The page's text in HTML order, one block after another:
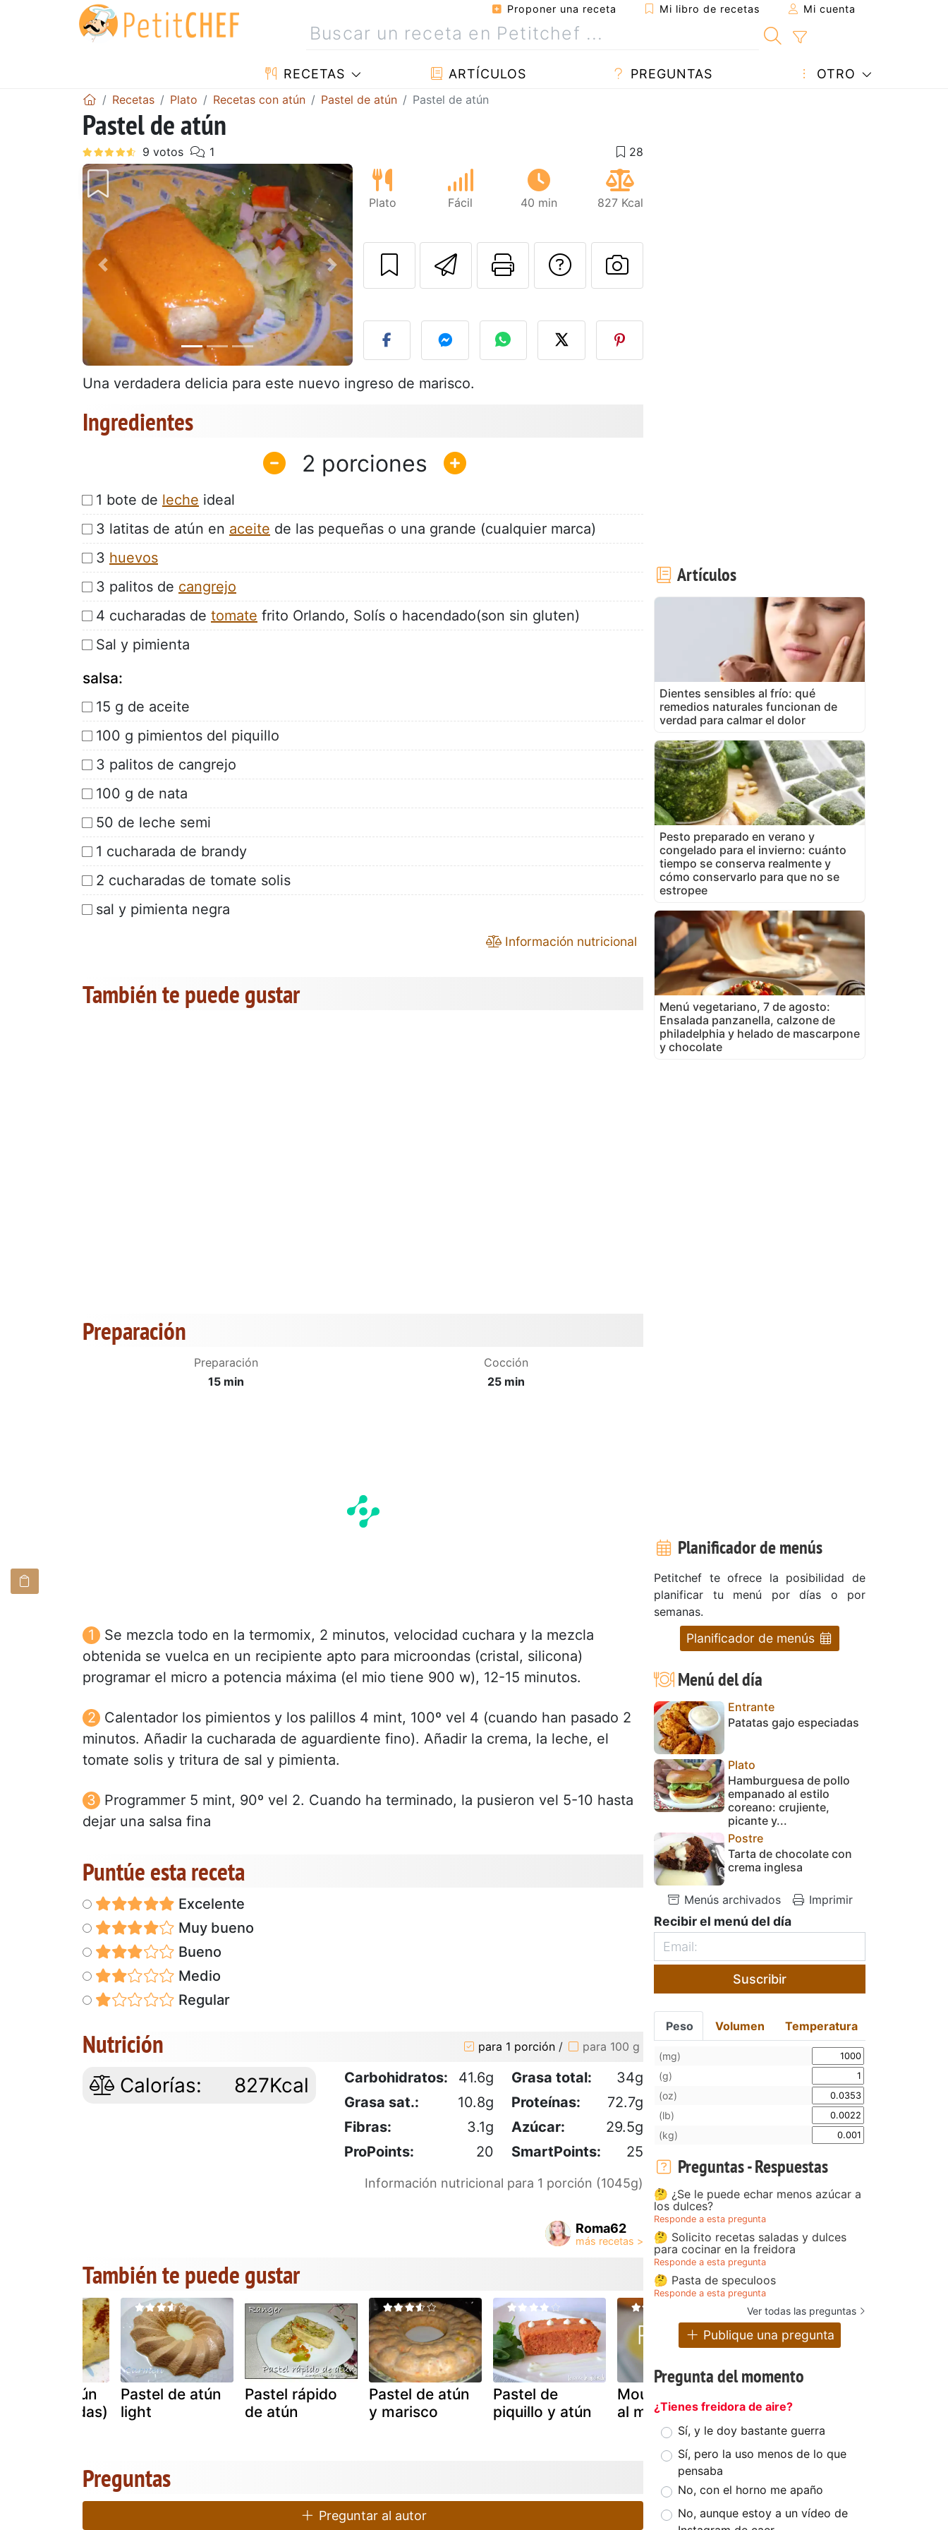
Proponer una receta Mi libro de recetas Mi cuenta
RECETAS ARTÍCULOS PREGUNTAS OTRO
Recetas Plato Recetas con atún Pastel de atún Pastel de atún
Pastel de atún
Anterior Siguiente
Plato Fácil 40 min 827 Kcal
Enviar esta receta a un amigo
Imprimir esta página
Preguntar al autor
Publicar la foto de esta receta
Una verdadera delicia para este nuevo ingreso de marisco.
Ingredientes
2
1 bote de leche ideal
3 latitas de atún en aceite de las pequeñas o una grande (cualquier marca)
3 huevos
3 palitos de cangrejo
4 cucharadas de tomate frito Orlando, Solís o hacendado(son sin gluten)
Sal y pimienta
salsa:
15 g de aceite
100 g pimientos del piquillo
3 palitos de cangrejo
100 g de nata
50 de leche semi
1 cucharada de brandy
2 cucharadas de tomate solis
sal y pimienta negra
Información nutricional
También te puede gustar
Preparación
Preparación
15 min
Cocción
25 min
Se mezcla todo en la termomix, 2 minutos, velocidad cuchara y la mezcla
obtenida se vuelca en un recipiente apto para microondas (cristal, silicona)
programar el micro a potencia máxima (el mio tiene 900 w), 12-15 minutos.
Calentador los pimientos y los palillos 4 mint, 100º vel 4 (cuando han pasado 2
minutos. Añadir la cucharada de aguardiente fino). Añadir la crema, la leche, el
tomate solis y tritura de sal y pimienta.
Programmer 5 mint, 90º vel 2. Cuando ha terminado, la pusieron vel 5-10 hasta
dejar una salsa fina
Puntúe esta receta
Excelente
Muy bueno
Bueno
Medio
Regular
Nutrición para 1 porción / para 100 g
Calorías: 827Kcal Carbohidratos: 41.6g Grasa total:
34g
Grasa sat.:
10.8g Proteínas:
72.7g
Fibras:
3.1g Azúcar:
29.5g
ProPoints:
20 SmartPoints: 25
Información nutricional para 1 porción (1045g)
Roma62
También te puede gustar
de atún
microondas)
Pastel de atún
light
Pastel rápido
de atún
Pastel de atún
y marisco
Pastel de
piquillo y atún
Mousse de atún
al microondas
rellenas de atún
Preguntas
Preguntar al autor
Artículos
Dientes sensibles al frío: qué
remedios naturales funcionan de
verdad para calmar el dolor
Pesto preparado en verano y
congelado para el invierno: cuánto
tiempo se conserva realmente y
cómo conservarlo para que no se
estropee
Menú vegetariano, 7 de agosto:
Ensalada panzanella, calzone de
philadelphia y helado de mascarpone
y chocolate
Planificador de menús
Petitchef te ofrece la posibilidad de
planificar tu menú por días o por
semanas.
Planificador de menús
Menú del día
Entrante
Patatas gajo especiadas
Plato
Hamburguesa de pollo
empanado al estilo
coreano: crujiente,
picante y...
Postre
Tarta de chocolate con
crema inglesa
Menús archivados Imprimir
Recibir el menú del día
Suscribir
Peso Volumen Temperatura
(mg)
(g)
(oz)
(lb)
(kg)
Preguntas - Respuestas
🤔 ¿Se le puede echar menos azúcar a
los dulces?
Responde a esta pregunta
🤔 Solicito recetas saladas y dulces
para cocinar en la freidora
Responde a esta pregunta
🤔 Pasta de speculoos
Responde a esta pregunta
Ver todas las preguntas
Publique una pregunta
Pregunta del momento
¿Tienes freidora de aire?
Sí, y le doy bastante guerra
Sí, pero la uso menos de lo que
pensaba
No, con el horno me apaño
No, aunque estoy a un vídeo de